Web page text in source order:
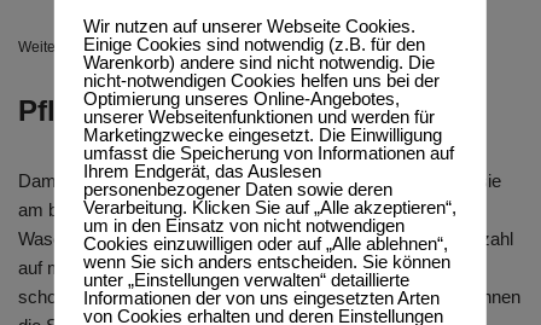
Weitere Informationen zu den verwendeten Materialien findest Du
Pflegehinweise
Damit Eure Lieblingsteile lange schön bleiben, wäschst du sie
am besten auf links gedreht bei 30 oder 40 Grad in der
Waschmaschine. Ausserdem empfehlen wir, die Schleuderzahl
auf maximal 1200 Umdrehungen einzustellen. Besonders
schonend ist das Trocknen an frischer Luft. Im Trockner können
Wir nutzen auf unserer Webseite Cookies.
Einige Cookies sind notwendig (z.B. für den
Warenkorb) andere sind nicht notwendig. Die
nicht-notwendigen Cookies helfen uns bei der
Optimierung unseres Online-Angebotes,
unserer Webseitenfunktionen und werden für
Marketingzwecke eingesetzt. Die Einwilligung
umfasst die Speicherung von Informationen auf
Ihrem Endgerät, das Auslesen
personenbezogener Daten sowie deren
Verarbeitung. Klicken Sie auf „Alle akzeptieren“,
um in den Einsatz von nicht notwendigen
Cookies einzuwilligen oder auf „Alle ablehnen“,
wenn Sie sich anders entscheiden. Sie können
unter „Einstellungen verwalten“ detaillierte
Informationen der von uns eingesetzten Arten
von Cookies erhalten und deren Einstellungen